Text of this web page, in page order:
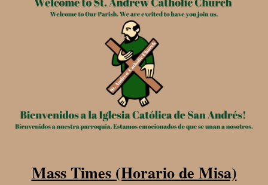
Mass Times (Horario de Misa)